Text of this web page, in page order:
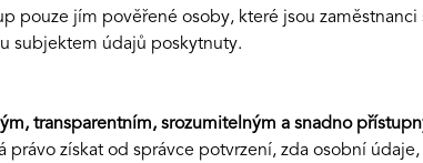
pouze jím pověřené osoby, které jsou
subjektem údajů poskytnuty.
transparentním, srozumitelným a snadno
získat od správce potvrzení, zda osobní